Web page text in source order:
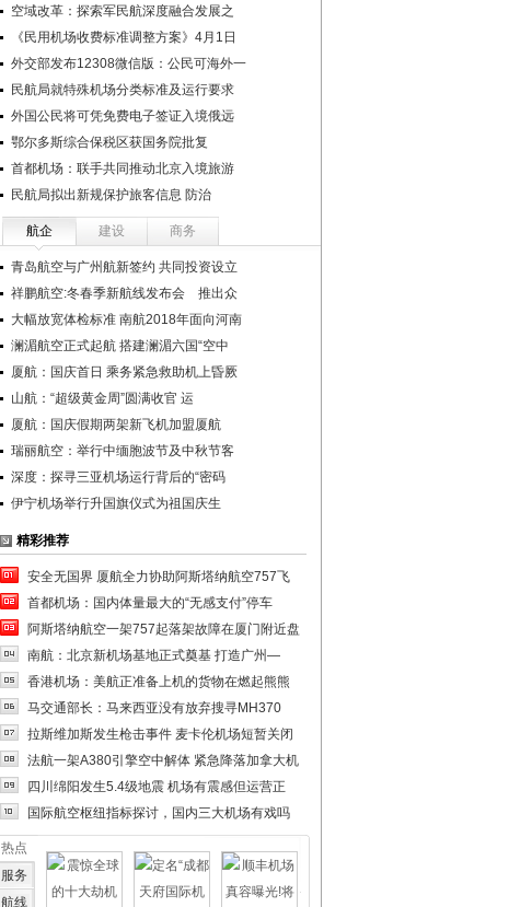
空域改革：探索军民航深度融合发展之
《民用机场收费标准调整方案》4月1日
外交部发布12308微信版：公民可海外一
民航局就特殊机场分类标准及运行要求
外国公民将可凭免费电子签证入境俄远
鄂尔多斯综合保税区获国务院批复
首都机场：联手共同推动北京入境旅游
民航局拟出新规保护旅客信息 防治
航企 建设 商务
青岛航空与广州航新签约 共同投资设立
祥鹏航空:冬春季新航线发布会 推出众
大幅放宽体检标准 南航2018年面向河南
澜湄航空正式起航 搭建澜湄六国“空中
厦航：国庆首日 乘务紧急救助机上昏厥
山航：“超级黄金周”圆满收官 运
厦航：国庆假期两架新飞机加盟厦航
瑞丽航空：举行中缅胞波节及中秋节客
深度：探寻三亚机场运行背后的“密码
伊宁机场举行升国旗仪式为祖国庆生
精彩推荐
安全无国界 厦航全力协助阿斯塔纳航空757飞
首都机场：国内体量最大的“无感支付”停车
阿斯塔纳航空一架757起落架故障在厦门附近盘
南航：北京新机场基地正式奠基 打造广州—
香港机场：美航正准备上机的货物在燃起熊熊
马交通部长：马来西亚没有放弃搜寻MH370
拉斯维加斯发生枪击事件 麦卡伦机场短暂关闭
法航一架A380引擎空中解体 紧急降落加拿大机
四川绵阳发生5.4级地震 机场有震感但运营正
国际航空枢纽指标探讨，国内三大机场有戏吗
热点
服务
航线